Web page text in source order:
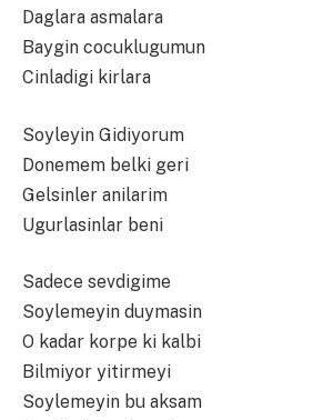
Daglara asmalara
Baygin cocuklugumun
Cinladigi kirlara
Soyleyin Gidiyorum
Donemem belki geri
Gelsinler anilarim
Ugurlasinlar beni
Sadece sevdigime
Soylemeyin duymasin
O kadar korpe ki kalbi
Bilmiyor yitirmeyi
Soylemeyin bu aksam